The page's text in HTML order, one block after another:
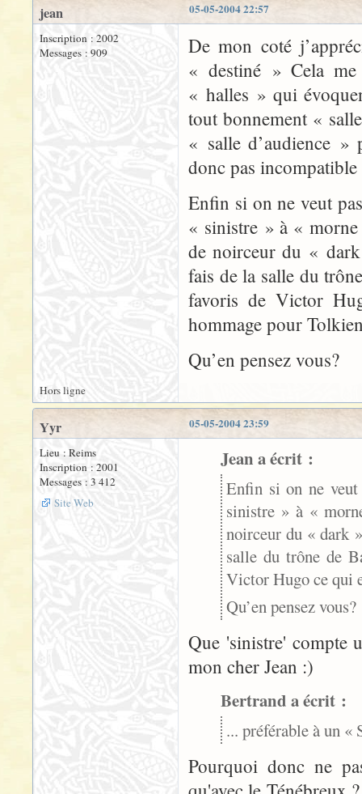
05-05-2004 22:57
jean
Inscription : 2002
Messages : 909
De mon coté
« destiné » Cela me
« halles » qui
tout bonnement «
« salle d’audience
donc pas
Enfin si on ne veut
« sinistre » à «
de noirceur du «
fais de la salle du
favoris de Victor
hommage pour
Qu’en pensez vous?
Hors ligne
05-05-2004 23:59
Yyr
Lieu : Reims
Inscription : 2001
Messages : 3 412
Site Web
Jean a écrit :
Enfin si on ne
sinistre » à «
noirceur du « dark
salle du trône de
Victor Hugo ce qui
Qu’en pensez vous?
Que 'sinistre' compte
mon cher Jean :)
Bertrand a écrit :
... préférable à un
Pourquoi donc ne